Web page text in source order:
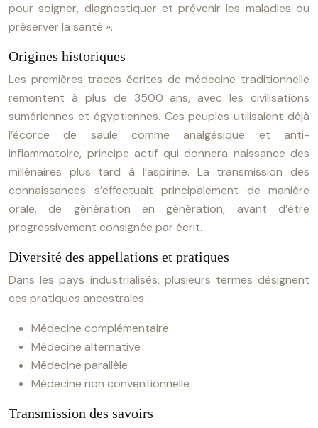
pour soigner, diagnostiquer et prévenir les maladies ou
préserver la santé ».
Origines historiques
Les premières traces écrites de médecine traditionnelle
remontent à plus de 3500 ans, avec les civilisations
sumériennes et égyptiennes. Ces peuples utilisaient déjà
l’écorce de saule comme analgésique et anti-
inflammatoire, principe actif qui donnera naissance des
millénaires plus tard à l’aspirine. La transmission des
connaissances s’effectuait principalement de manière
orale, de génération en génération, avant d’être
progressivement consignée par écrit.
Diversité des appellations et pratiques
Dans les pays industrialisés, plusieurs termes désignent
ces pratiques ancestrales :
Médecine complémentaire
Médecine alternative
Médecine parallèle
Médecine non conventionnelle
Transmission des savoirs